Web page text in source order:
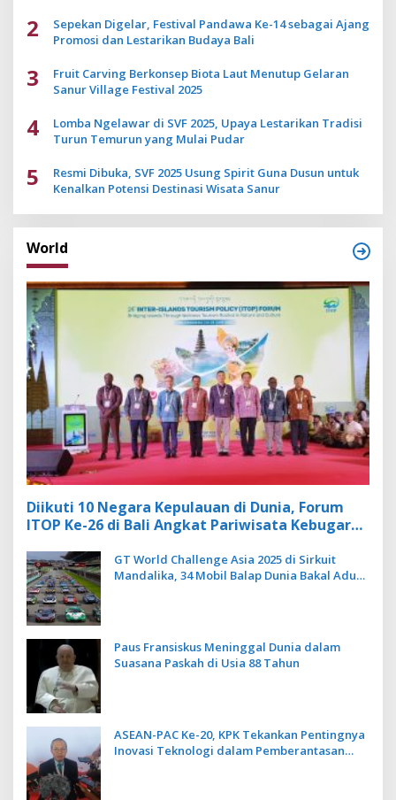
2
Sepekan Digelar, Festival Pandawa Ke-14 sebagai Ajang
Promosi dan Lestarikan Budaya Bali
3
Fruit Carving Berkonsep Biota Laut Menutup Gelaran
Sanur Village Festival 2025
4
Lomba Ngelawar di SVF 2025, Upaya Lestarikan Tradisi
Turun Temurun yang Mulai Pudar
5
Resmi Dibuka, SVF 2025 Usung Spirit Guna Dusun untuk
Kenalkan Potensi Destinasi Wisata Sanur
World
Diikuti 10 Negara Kepulauan di Dunia, Forum
ITOP Ke-26 di Bali Angkat Pariwisata Kebugaran
GT World Challenge Asia 2025 di Sirkuit
Mandalika, 34 Mobil Balap Dunia Bakal Adu
Paus Fransiskus Meninggal Dunia dalam
Suasana Paskah di Usia 88 Tahun
ASEAN-PAC Ke-20, KPK Tekankan Pentingnya
Inovasi Teknologi dalam Pemberantasan